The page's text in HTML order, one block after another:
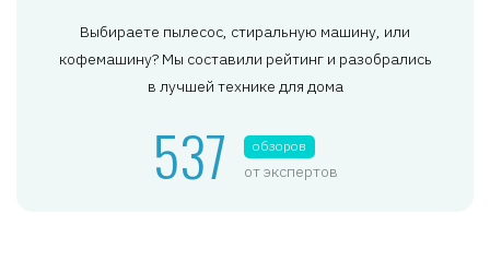
Выбираете пылесос, стиральную машину, или
кофемашину? Мы составили рейтинг и разобрались
в лучшей технике для дома
537 обзоров
от экспертов